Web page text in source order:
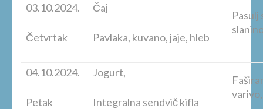
03.10.2024.
Četvrtak
Čaj
Pavlaka, kuvano, jaje, hleb
Pasulj
04.10.2024.
Petak
Jogurt,
Integralna sendvič kifla